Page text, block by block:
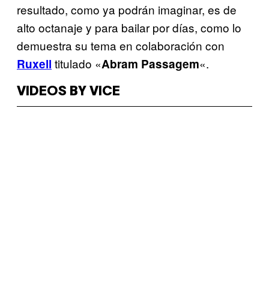
resultado, como ya podrán imaginar, es de
alto octanaje y para bailar por días, como lo
demuestra su tema en colaboración con
Ruxell titulado «Abram Passagem«.
VIDEOS BY VICE